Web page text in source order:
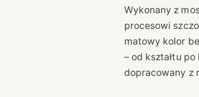
Wykonany z
procesowi
matowy kolor
– od kształtu
dopracowany z